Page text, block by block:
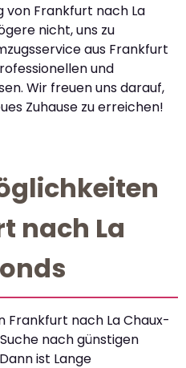
von Frankfurt nach La
nicht, uns zu
aus Frankfurt
und
Wir freuen uns darauf,
Zuhause zu erreichen!
nach La
Frankfurt nach La Chaux-
nach günstigen
ist Lange